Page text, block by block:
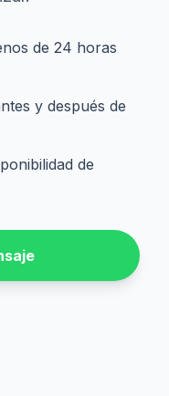
de 24 horas
y después de
de